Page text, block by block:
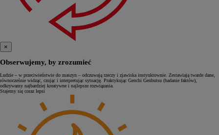
×
Obserwujemy, by zrozumieć
Ludzie – w przeciwieństwie do maszyn – odczuwają rzeczy i zjawiska instynktownie. Zestawiają twarde dane,
równocześnie widząc, czując i interpretując sytuację. Praktykując Genchi Genbutsu (badanie faktów),
odkrywamy najbardziej kreatywne i najlepsze rozwiązania.
Stajemy się coraz lepsi